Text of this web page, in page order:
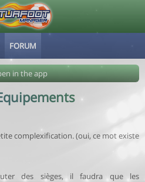
FORUM
in the app
complexification. (oui, ce mot existe
des sièges, il faudra que les
Corre 202608080950